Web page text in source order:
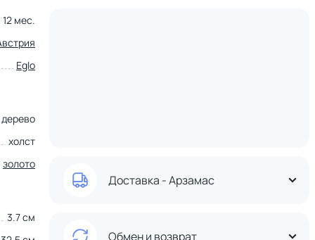
12 мес.
Eglo
дерево
холст
золото
3.7 см
Доставка - Арзамас
Обмен и возврат